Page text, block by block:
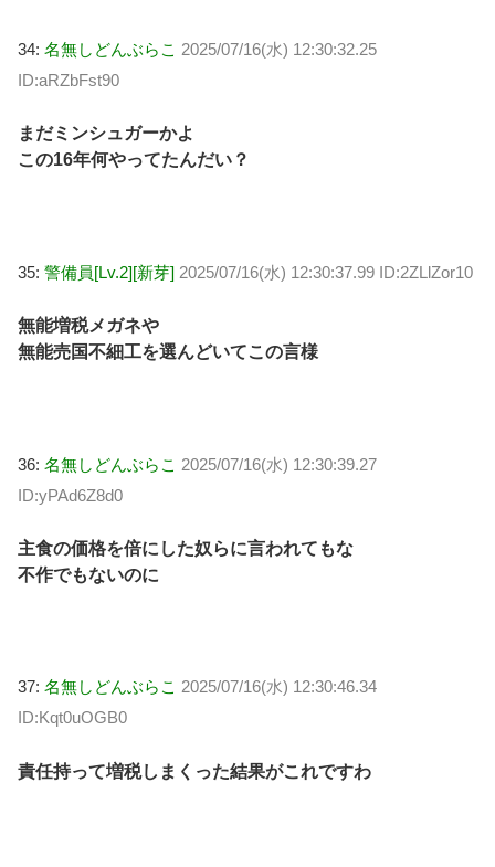
34: 名無しどんぶらこ 2025/07/16(水) 12:30:32.25
ID:aRZbFst90
まだミンシュガーかよ
この16年何やってたんだい？
35: 警備員[Lv.2][新芽] 2025/07/16(水) 12:30:37.99 ID:2ZLlZor10
無能増税メガネや
無能売国不細工を選んどいてこの言様
36: 名無しどんぶらこ 2025/07/16(水) 12:30:39.27
ID:yPAd6Z8d0
主食の価格を倍にした奴らに言われてもな
不作でもないのに
37: 名無しどんぶらこ 2025/07/16(水) 12:30:46.34
ID:Kqt0uOGB0
責任持って増税しまくった結果がこれですわ